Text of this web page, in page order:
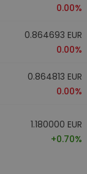
0.00%
0.864693 EUR
0.00%
0.864813 EUR
0.00%
1.180000 EUR
+0.70%